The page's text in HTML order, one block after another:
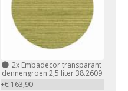
2xEmbadecor transparant
dennengroen 2,5 liter 38.2609
+€ 163,90